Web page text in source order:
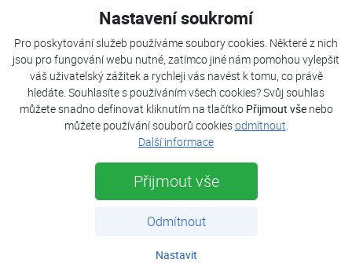
Nastavení soukromí
Pro poskytování služeb používáme soubory cookies. Některé z nich
jsou pro fungování webu nutné, zatímco jiné nám pomohou vylepšit
váš uživatelský zážitek a rychleji vás navést k tomu, co právě
hledáte. Souhlasíte s používáním všech cookies? Svůj souhlas
můžete snadno definovat kliknutím na tlačítko Přijmout všenebo
můžete používání souborů cookiesodmítnout
Další informace
Přijmout vše
Odmítnout
Nastavit
Každé má své přednosti, ale i slabší stránky. Jaké tepelné
čerpadlo je to pravé právě pro vás?